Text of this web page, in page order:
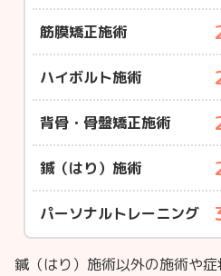
筋膜矯正施術
ハイボルト施術
背骨・骨盤矯正施術
鍼（はり）施術
パーソナルトレーニング
鍼（はり）施術以外の施術や